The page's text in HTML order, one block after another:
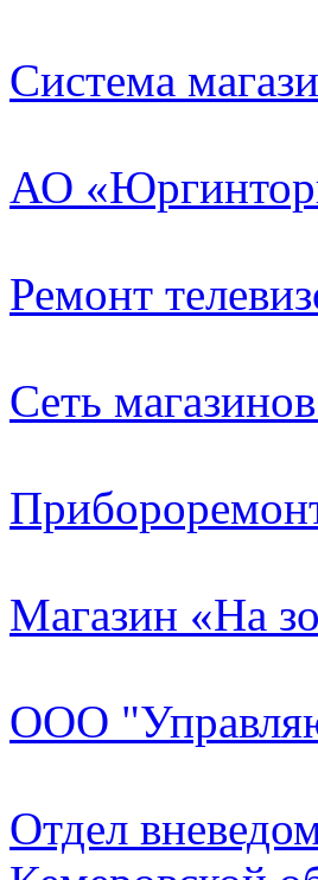
Система
АО
Ремонт
Сеть
Магазин «На
ООО
Отдел